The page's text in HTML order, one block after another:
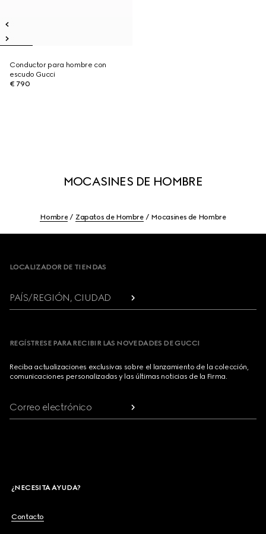
Conductor para hombre con
escudo Gucci
€ 790
MOCASINES DE HOMBRE
Hombre Zapatos de Hombre Mocasines de Hombre
LOCALIZADOR DE TIENDAS
PAÍS/REGIÓN, CIUDAD
REGÍSTRESE PARA RECIBIR LAS NOVEDADES DE GUCCI
Reciba actualizaciones exclusivas sobre el lanzamiento de la colección,
comunicaciones personalizadas y las últimas noticias de la Firma.
Correo electrónico
¿NECESITA AYUDA?
Contacto